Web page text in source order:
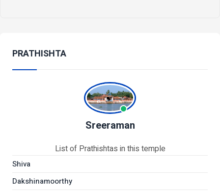
PRATHISHTA
Sreeraman
List of Prathishtas in this temple
Shiva
Dakshinamoorthy